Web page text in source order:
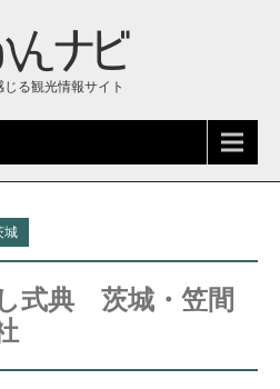
る観光情報サイト
城
式典 茨城・笠間